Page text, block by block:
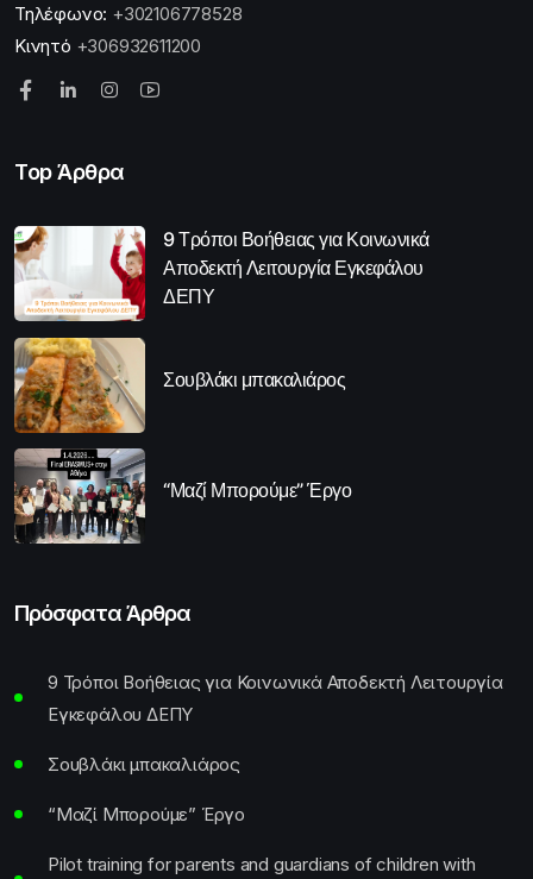
Τηλέφωνο: +302106778528
Κινητό +306932611200
Top Άρθρα
9 Τρόποι Βοήθειας για Κοινωνικά
Αποδεκτή Λειτουργία Εγκεφάλου
ΔΕΠΥ
Σουβλάκι μπακαλιάρος
“Μαζί Μπορούμε” Έργο
Πρόσφατα Άρθρα
9 Τρόποι Βοήθειας για Κοινωνικά Αποδεκτή Λειτουργία
Εγκεφάλου ΔΕΠΥ
Σουβλάκι μπακαλιάρος
“Μαζί Μπορούμε” Έργο
Pilot training for parents and guardians of children with